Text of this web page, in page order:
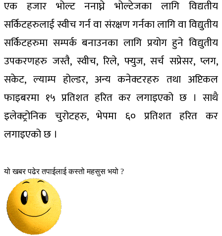
एक हजार भोल्ट ननाघ्ने भोल्टेजका लागि विद्यतीय
सर्किटहरुलाई स्वीच गर्न वा संरक्षण गर्नका लागि वा विद्युतीय
सर्किटहरुमा सम्पर्क बनाउनका लागि प्रयोग हुने विद्युतीय
उपकरणहरु जस्तै, स्वीच, रिले, फ्युज, सर्च सप्रेसर, प्लग,
सकेट, ल्याम्प होल्डर, अन्य कनेक्टरहरु तथा अप्टिकल
फाइबरमा १५ प्रतिशत हरित कर लगाइएको छ । साथै
इलेक्ट्रोनिक चुरोटहरु, भेपमा ६० प्रतिशत हरित कर
लगाइएको छ ।
यो खबर पढेर तपाईलाई कस्तो महसुस भयो ?